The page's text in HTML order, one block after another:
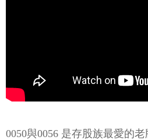
0050與0056 是存股族最愛的